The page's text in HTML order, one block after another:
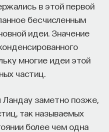
в этой первой
бесчисленным
идеи. Значение
многие идеи этой
частиц.
заметно позже,
так называемых
более чем одна